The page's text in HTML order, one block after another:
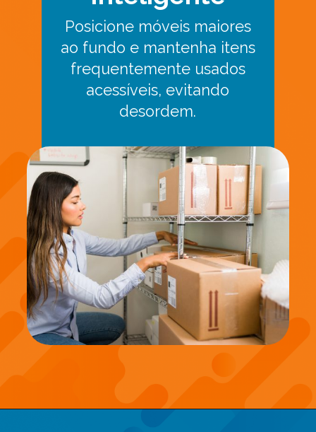
Posicione móveis maiores
ao fundo e mantenha itens
frequentemente usados
acessíveis, evitando
desordem.